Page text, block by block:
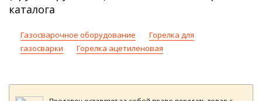
каталога
Газосварочное оборудование
Горелка для
газосварки
Горелка ацетиленовая